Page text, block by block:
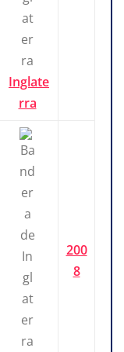
Inglate
rra
200
8